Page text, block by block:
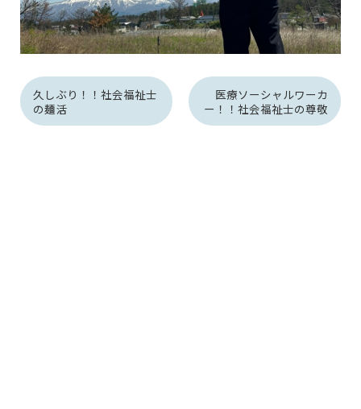
久しぶり！！社会福祉士
の麺活
医療ソーシャルワーカ
ー！！社会福祉士の尊敬